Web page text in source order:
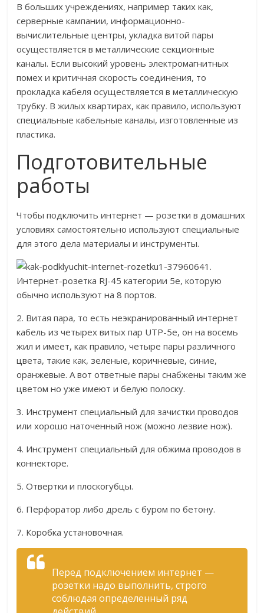
В больших учреждениях, например таких как,
серверные кампании, информационно-
вычислительные центры, укладка витой пары
осуществляется в металлические секционные
каналы. Если высокий уровень электромагнитных
помех и критичная скорость соединения, то
прокладка кабеля осуществляется в металлическую
трубку. В жилых квартирах, как правило, используют
специальные кабельные каналы, изготовленные из
пластика.
Подготовительные
работы
Чтобы подключить интернет — розетки в домашних
условиях самостоятельно используют специальные
для этого дела материалы и инструменты.
1.
Интернет-розетка RJ-45 категории 5е, которую
обычно используют на 8 портов.
2. Витая пара, то есть неэкранированный интернет
кабель из четырех витых пар UTP-5e, он на восемь
жил и имеет, как правило, четыре пары различного
цвета, такие как, зеленые, коричневые, синие,
оранжевые. А вот ответные пары снабжены таким же
цветом но уже имеют и белую полоску.
3. Инструмент специальный для зачистки проводов
или хорошо наточенный нож (можно лезвие нож).
4. Инструмент специальный для обжима проводов в
коннекторе.
5. Отвертки и плоскогубцы.
6. Перфоратор либо дрель с буром по бетону.
7. Коробка установочная.
Перед подключением интернет —
розетки надо выполнить, строго
соблюдая определенный ряд